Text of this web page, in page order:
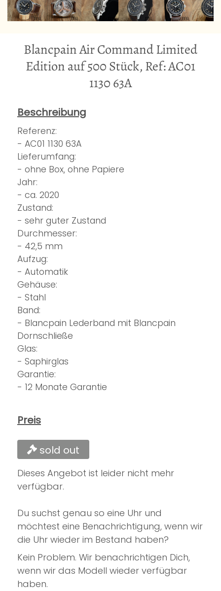
Blancpain Air Command Limited
Edition auf 500 Stück, Ref: AC01
1130 63A
Beschreibung
Referenz:
- AC01 1130 63A
Lieferumfang:
- ohne Box, ohne Papiere
Jahr:
- ca. 2020
Zustand:
- sehr guter Zustand
Durchmesser:
- 42,5 mm
Aufzug:
- Automatik
Gehäuse:
- Stahl
Band:
- Blancpain Lederband mit Blancpain
Dornschließe
Glas:
- Saphirglas
Garantie:
- 12 Monate Garantie
Preis
sold out
Dieses Angebot ist leider nicht mehr
verfügbar.
Du suchst genau so eine Uhr und
möchtest eine Benachrichtigung, wenn wir
die Uhr wieder im Bestand haben?
Kein Problem. Wir benachrichtigen Dich,
wenn wir das Modell wieder verfügbar
haben.